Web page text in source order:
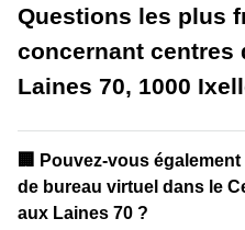
Questions les plus
concernant centres
Laines 70, 1000
🏢 Pouvez-vous
de bureau virtuel dans le
aux Laines 70 ?